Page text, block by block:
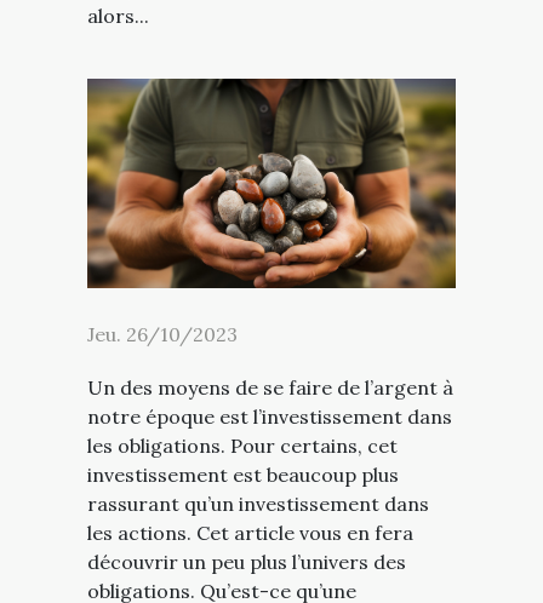
alors...
Jeu. 26/10/2023
Un des moyens de se faire de l’argent à
notre époque est l’investissement dans
les obligations. Pour certains, cet
investissement est beaucoup plus
rassurant qu’un investissement dans
les actions. Cet article vous en fera
découvrir un peu plus l’univers des
obligations. Qu’est-ce qu’une